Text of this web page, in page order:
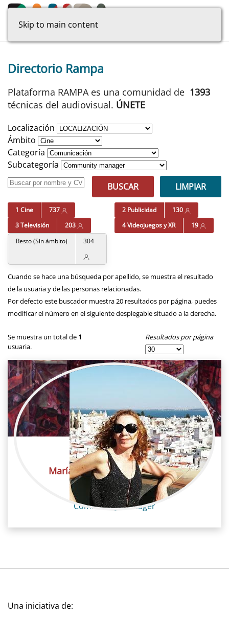
Skip to main content
Directorio Rampa
Plataforma RAMPA es una comunidad de 1393
técnicas del audiovisual. ÚNETE
Localización
Ámbito
Categoría
Subcategoría
BUSCAR
LIMPIAR
1 Cine 737 2 Publicidad
130
3 Televisión
203 4 Videojuegos y XR
19
Resto (Sin ámbito)
304
Cuando se hace una búsqueda por apellido, se muestra el resultado
de la usuaria y de las personas relacionadas.
Por defecto este buscador muestra 20 resultados por página, puedes
modificar el número en el siguiente desplegable situado a la derecha.
Se muestra un total de 1
usuaria.
Resultados por página
María José González Roy (Yeyé)
Cine / Comunicación
Community manager
Una iniciativa de: